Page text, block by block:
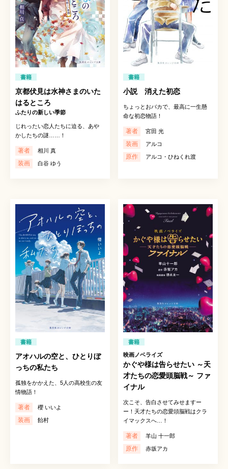
書籍
京都伏見は水神さまのいた
はるところ
ふたりの新しい季節
じれったい恋人たちに迫る、あや
かしたちの謎……！
著者 相川 真
装画 白谷 ゆう
書籍
小説 消えた初恋
ちょっとおバカで、最高に一生懸
命な初恋物語！
著者 宮田 光
装画 アルコ
原作 アルコ・ひねくれ渡
書籍
アオハルの空と、ひとりぼ
っちの私たち
孤独をかかえた、5人の高校生の友
情物語！
著者 櫻 いいよ
装画 飴村
書籍
映画ノベライズ
かぐや様は告らせたい ～天
才たちの恋愛頭脳戦～ ファ
イナル
次こそ、告白させてみせますー
ー！天才たちの恋愛頭脳戦はクラ
イマックスへ…！
著者 羊山 十一郎
原作 赤坂アカ